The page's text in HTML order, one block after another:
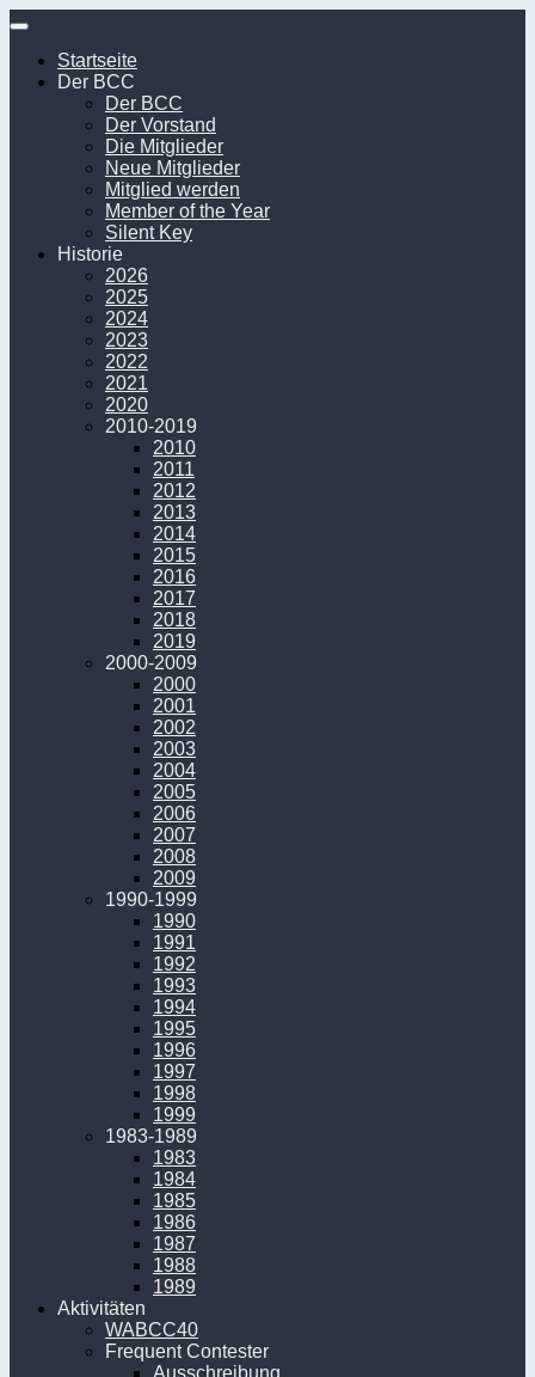
Unter
Inhalt
Startseite
Der BCC
Der BCC
Der Vorstand
Die Mitglieder
Neue Mitglieder
Mitglied werden
Member of the Year
Silent Key
Historie
2026
2025
2024
2023
2022
2021
2020
2010-2019
2010
2011
2012
2013
2014
2015
2016
2017
2018
2019
2000-2009
2000
2001
2002
2003
2004
2005
2006
2007
2008
2009
1990-1999
1990
1991
1992
1993
1994
1995
1996
1997
1998
1999
1983-1989
1983
1984
1985
1986
1987
1988
1989
Aktivitäten
WABCC40
Frequent Contester
Ausschreibung